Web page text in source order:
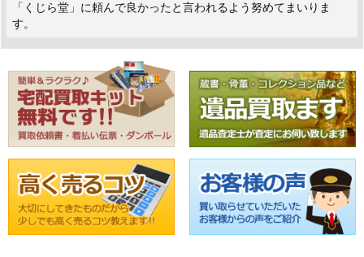
「くじら堂」に頼んで良かったと言われるよう努めてまいりま
す。